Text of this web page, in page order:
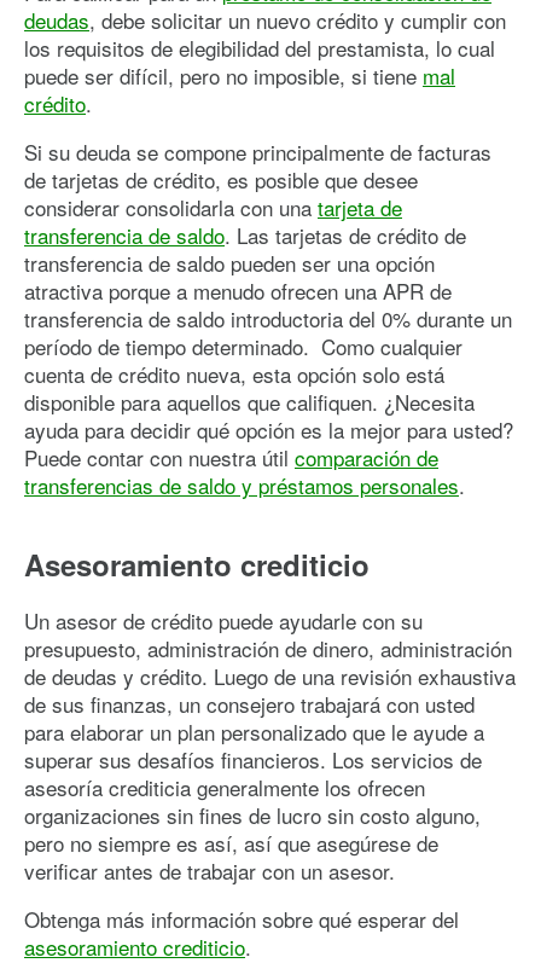
deudas, debe solicitar un nuevo crédito y cumplir con
los requisitos de elegibilidad del prestamista, lo cual
puede ser difícil, pero no imposible, si tiene mal
crédito.
Si su deuda se compone principalmente de facturas
de tarjetas de crédito, es posible que desee
considerar consolidarla con una tarjeta de
transferencia de saldo. Las tarjetas de crédito de
transferencia de saldo pueden ser una opción
atractiva porque a menudo ofrecen una APR de
transferencia de saldo introductoria del 0% durante un
período de tiempo determinado. Como cualquier
cuenta de crédito nueva, esta opción solo está
disponible para aquellos que califiquen. ¿Necesita
ayuda para decidir qué opción es la mejor para usted?
Puede contar con nuestra útil comparación de
transferencias de saldo y préstamos personales.
Asesoramiento crediticio
Un asesor de crédito puede ayudarle con su
presupuesto, administración de dinero, administración
de deudas y crédito. Luego de una revisión exhaustiva
de sus finanzas, un consejero trabajará con usted
para elaborar un plan personalizado que le ayude a
superar sus desafíos financieros. Los servicios de
asesoría crediticia generalmente los ofrecen
organizaciones sin fines de lucro sin costo alguno,
pero no siempre es así, así que asegúrese de
verificar antes de trabajar con un asesor.
Obtenga más información sobre qué esperar del
asesoramiento crediticio.